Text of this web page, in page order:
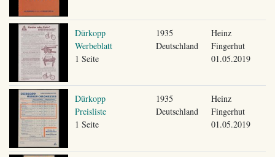
Dürkopp
Werbeblatt
1 Seite
1935
Deutschland
Heinz
Fingerhut
01.05.2019
Dürkopp
Preisliste
1 Seite
1935
Deutschland
Heinz
Fingerhut
01.05.2019